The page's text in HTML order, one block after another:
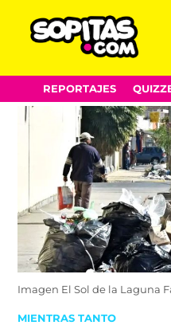
Skip
to
content
REPORTAJES
Imagen El Sol de la Laguna
POSTED
MIENTRAS TANTO